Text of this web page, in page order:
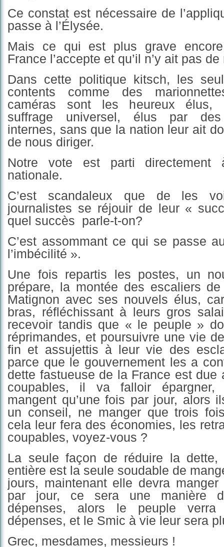
Ce constat est nécessaire de
passe à l’Élysée.
Mais ce qui est plus grave
France l’accepte et qu’il n’y ait pas
Dans cette politique kitsch, les
contents comme des
caméras sont les heureux élus,
suffrage universel, élus par des
internes, sans que la nation leur ait
de nous diriger.
Notre vote est parti directement
nationale.
C’est scandaleux que de les
journalistes se réjouir de leur «
quel succès parle-t-on?
C’est assommant ce qui se passe
l’imbécilité ».
Une fois repartis les postes, un
prépare, la montée des escaliers
Matignon avec ses nouvels élus,
bras, réfléchissant à leurs gros
recevoir tandis que « le peuple »
réprimandes, et poursuivre une vie
fin et assujettis à leur vie des
parce que le gouvernement les a
dette fastueuse de la France est due
coupables, il va falloir
mangent qu’une fois par jour, alors
un conseil, ne manger que trois
cela leur fera des économies, les
coupables, voyez-vous ?
La seule façon de réduire la
entière est la seule soudable de
jours, maintenant elle devra
par jour, ce sera une manière
dépenses, alors le peuple verra
dépenses, et le Smic à vie leur sera
Grec, mesdames, messieurs !